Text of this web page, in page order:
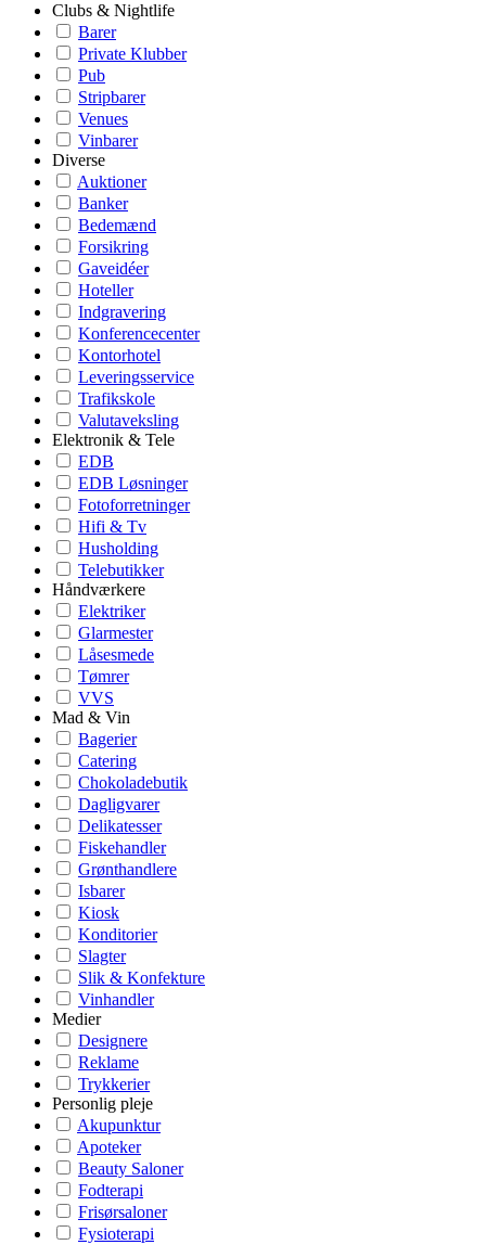
Clubs & Nightlife
Barer
Private Klubber
Pub
Stripbarer
Venues
Vinbarer
Diverse
Auktioner
Banker
Bedemænd
Forsikring
Gaveidéer
Hoteller
Indgravering
Konferencecenter
Kontorhotel
Leveringsservice
Trafikskole
Valutaveksling
Elektronik & Tele
EDB
EDB Løsninger
Fotoforretninger
Hifi & Tv
Husholding
Telebutikker
Håndværkere
Elektriker
Glarmester
Låsesmede
Tømrer
VVS
Mad & Vin
Bagerier
Catering
Chokoladebutik
Dagligvarer
Delikatesser
Fiskehandler
Grønthandlere
Isbarer
Kiosk
Konditorier
Slagter
Slik & Konfekture
Vinhandler
Medier
Designere
Reklame
Trykkerier
Personlig pleje
Akupunktur
Apoteker
Beauty Saloner
Fodterapi
Frisørsaloner
Fysioterapi